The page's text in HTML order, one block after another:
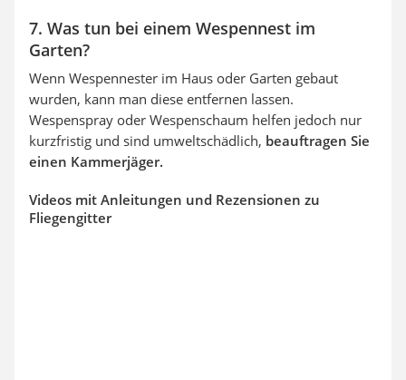
7. Was tun bei einem Wespennest im
Garten?
Wenn Wespennester im Haus oder Garten gebaut
wurden, kann man diese entfernen lassen.
Wespenspray oder Wespenschaum helfen jedoch nur
kurzfristig und sind umweltschädlich, beauftragen Sie
einen Kammerjäger.
Videos mit Anleitungen und Rezensionen zu
Fliegengitter